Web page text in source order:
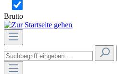
Brutto